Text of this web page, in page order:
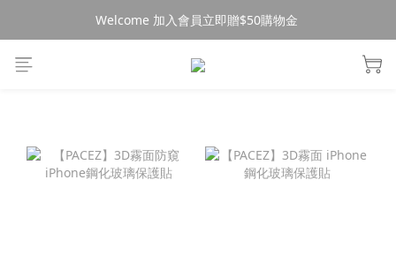
消費$490超商免運🚚
Welcome 加入會員立即贈$50購物金
消費$490超商免運🚚